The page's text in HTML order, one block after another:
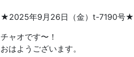
★2025年9月26日（金）t-7190号★
チャオです〜！
おはようございます。